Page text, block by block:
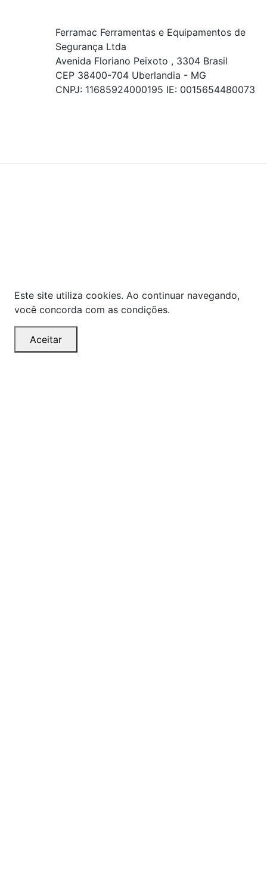
Ferramac Ferramentas e Equipamentos de
Segurança Ltda
Avenida Floriano Peixoto , 3304 Brasil
CEP 38400-704 Uberlandia - MG
CNPJ: 11685924000195 IE: 0015654480073
Este site utiliza cookies. Ao continuar navegando,
você concorda com as condições.
Aceitar